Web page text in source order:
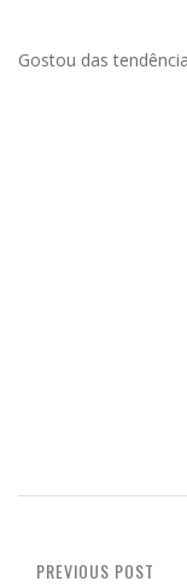
Gostou das
PREVIOUS POST